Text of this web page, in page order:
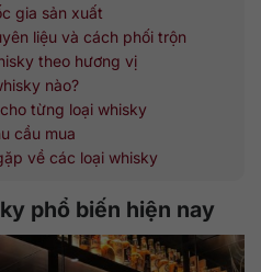
gia sản xuất
liệu và cách phối trộn
theo hương vị
nào?
từng loại whisky
cầu mua
về các loại whisky
phổ biến hiện nay